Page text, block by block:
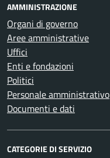
AMMINISTRAZIONE
Organi di governo
Aree amministrative
Uffici
Enti e fondazioni
Politici
Personale amministrativo
Documenti e dati
CATEGORIE DI SERVIZIO